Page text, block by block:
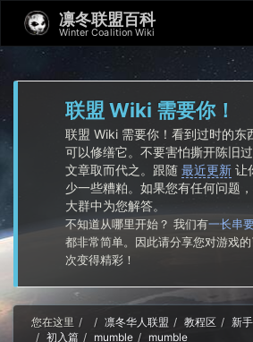
凛冬联盟百科
Winter Coalition Wiki
联盟 Wiki 需要你！
联盟 Wiki 需要你！看到过时的东
可以修缮它。不要害怕撕开陈旧
文章取而代之。跟随最近更新 让
少一些糟粕。如果您有任何问题
大群中为您解答。
不知道从哪里开始？ 我们有一长串
都非常简单。因此请分享您对游戏
次变得精彩！
您在这里 Home凛冬华人联盟 教程区 新
初入篇
mumble
mumble